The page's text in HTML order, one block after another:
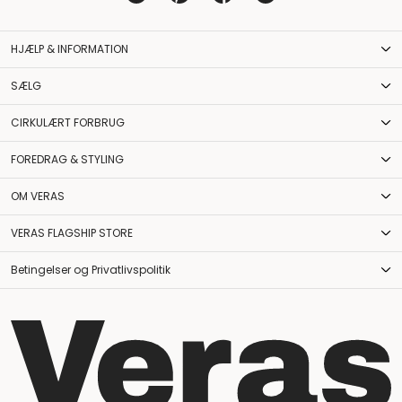
HJÆLP & INFORMATION
SÆLG
CIRKULÆRT FORBRUG
FOREDRAG & STYLING
OM VERAS
VERAS FLAGSHIP STORE
Betingelser og Privatlivspolitik